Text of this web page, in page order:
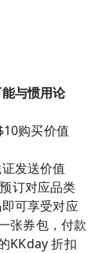
与惯用论
购买价值
发送价值
订对应品类
可享受对应
张券包，付款
KKday 折扣